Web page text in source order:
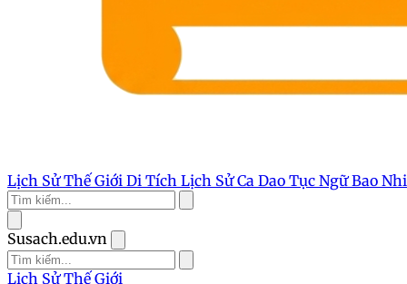
Lịch Sử Thế Giới Di Tích Lịch SửCa Dao Tục NgữBao
Susach.edu.vn
Lịch Sử Thế Giới